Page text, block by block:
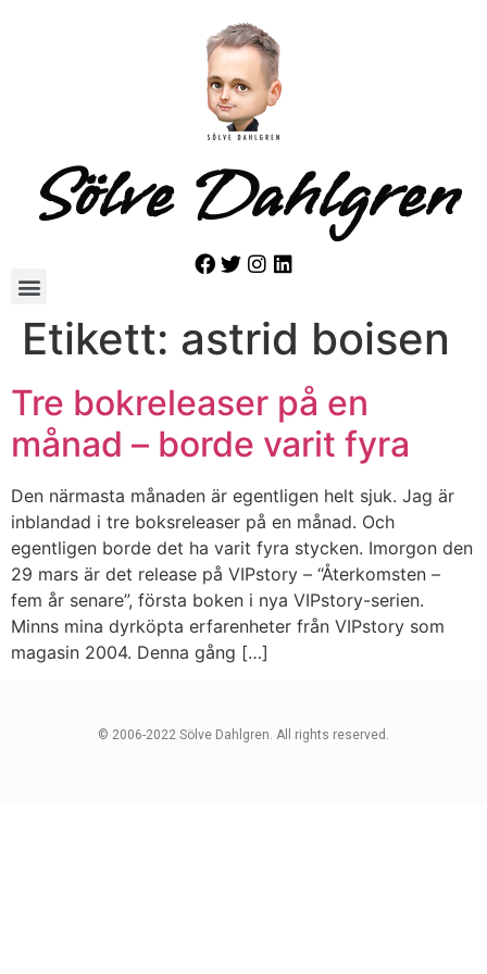
Sölve Dahlgren
Etikett: astrid boisen
Tre bokreleaser på en
månad – borde varit fyra
Den närmasta månaden är egentligen helt sjuk. Jag är
inblandad i tre boksreleaser på en månad. Och
egentligen borde det ha varit fyra stycken. Imorgon den
29 mars är det release på VIPstory – “Återkomsten –
fem år senare”, första boken i nya VIPstory-serien.
Minns mina dyrköpta erfarenheter från VIPstory som
magasin 2004. Denna gång […]
© 2006-2022 Sölve Dahlgren. All rights reserved.